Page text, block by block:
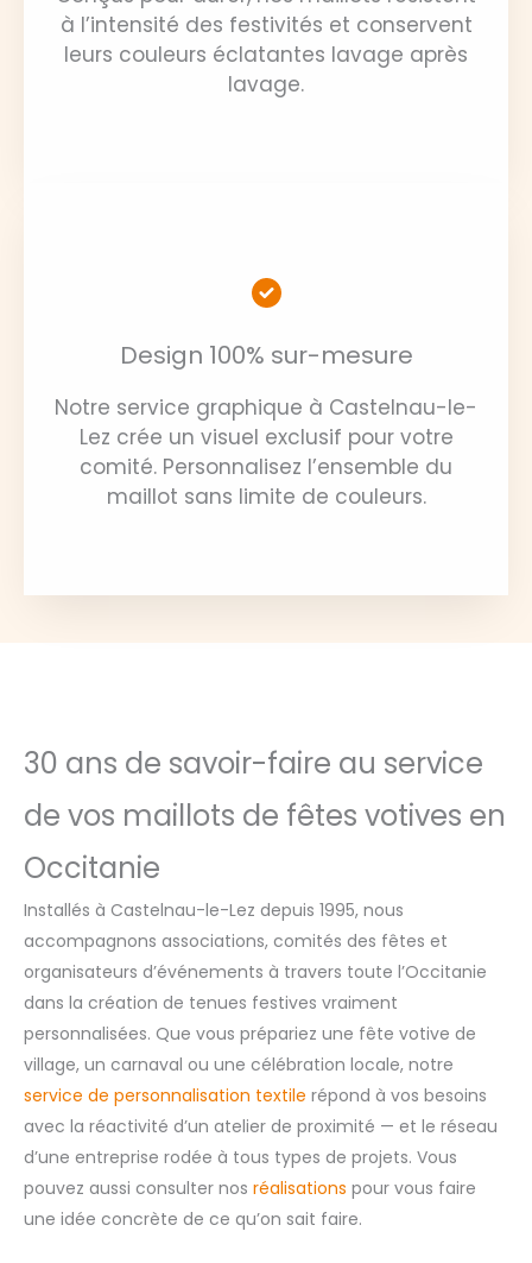
à l’intensité des festivités et conservent
leurs couleurs éclatantes lavage après
lavage.
Design 100% sur-mesure
Notre service graphique à Castelnau-le-
Lez crée un visuel exclusif pour votre
comité. Personnalisez l’ensemble du
maillot sans limite de couleurs.
30 ans de savoir-faire au service
de vos maillots de fêtes votives en
Occitanie
Installés à Castelnau-le-Lez depuis 1995, nous
accompagnons associations, comités des fêtes et
organisateurs d’événements à travers toute l’Occitanie
dans la création de tenues festives vraiment
personnalisées. Que vous prépariez une fête votive de
village, un carnaval ou une célébration locale, notre
service de personnalisation textile répond à vos besoins
avec la réactivité d’un atelier de proximité — et le réseau
d’une entreprise rodée à tous types de projets. Vous
pouvez aussi consulter nos réalisations pour vous faire
une idée concrète de ce qu’on sait faire.